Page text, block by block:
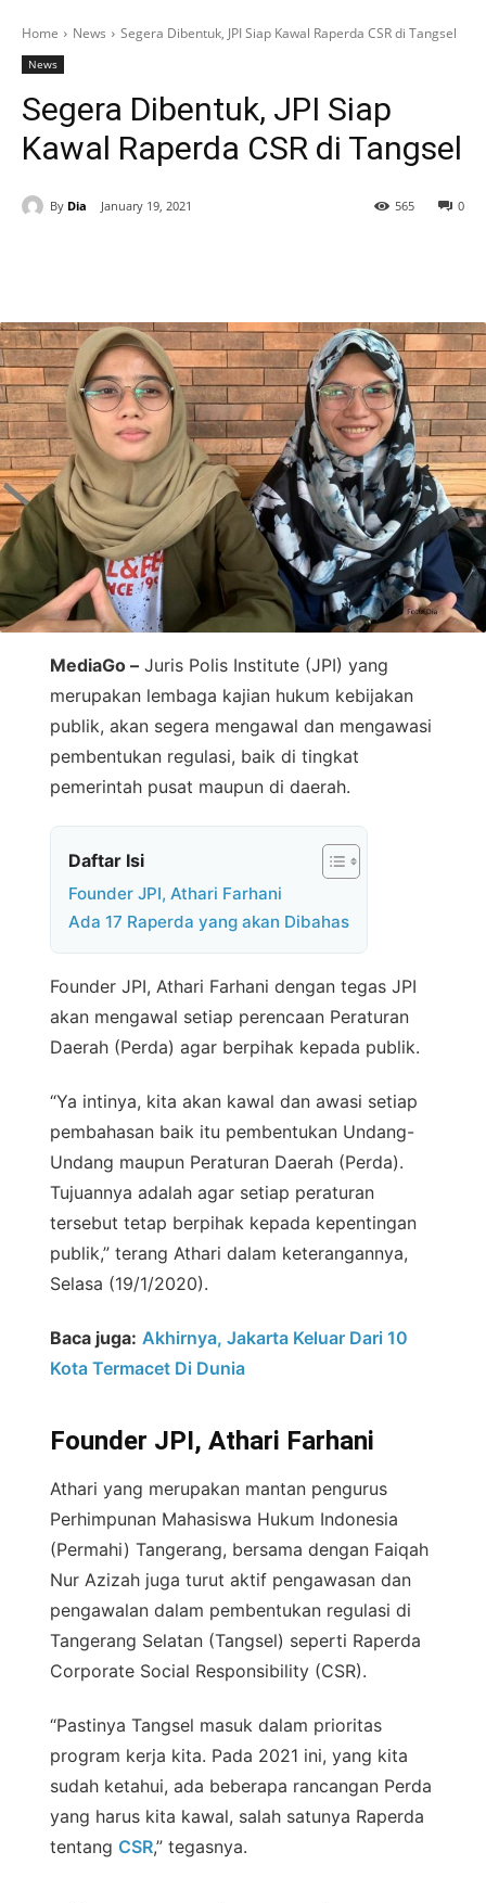
Home News Segera Dibentuk, JPI Siap Kawal Raperda CSR di Tangsel
News
Segera Dibentuk, JPI Siap
Kawal Raperda CSR di Tangsel
By Dia January 19, 2021 0
565
MediaGo – Juris Polis Institute (JPI) yang
merupakan lembaga kajian hukum kebijakan
publik, akan segera mengawal dan mengawasi
pembentukan regulasi, baik di tingkat
pemerintah pusat maupun di daerah.
Daftar Isi
Founder JPI, Athari Farhani
Ada 17 Raperda yang akan Dibahas
Founder JPI, Athari Farhani dengan tegas JPI
akan mengawal setiap perencaan Peraturan
Daerah (Perda) agar berpihak kepada publik.
“Ya intinya, kita akan kawal dan awasi setiap
pembahasan baik itu pembentukan Undang-
Undang maupun Peraturan Daerah (Perda).
Tujuannya adalah agar setiap peraturan
tersebut tetap berpihak kepada kepentingan
publik,” terang Athari dalam keterangannya,
Selasa (19/1/2020).
Baca juga: Akhirnya, Jakarta Keluar Dari 10
Kota Termacet Di Dunia
Founder JPI, Athari Farhani
Athari yang merupakan mantan pengurus
Perhimpunan Mahasiswa Hukum Indonesia
(Permahi) Tangerang, bersama dengan Faiqah
Nur Azizah juga turut aktif pengawasan dan
pengawalan dalam pembentukan regulasi di
Tangerang Selatan (Tangsel) seperti Raperda
Corporate Social Responsibility (CSR).
“Pastinya Tangsel masuk dalam prioritas
program kerja kita. Pada 2021 ini, yang kita
sudah ketahui, ada beberapa rancangan Perda
yang harus kita kawal, salah satunya Raperda
tentang CSR,” tegasnya.